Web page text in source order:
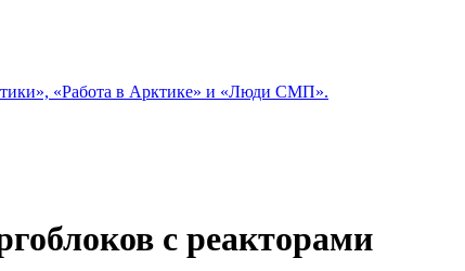
«Работа в Арктике» и «Люди СМП».
с реакторами